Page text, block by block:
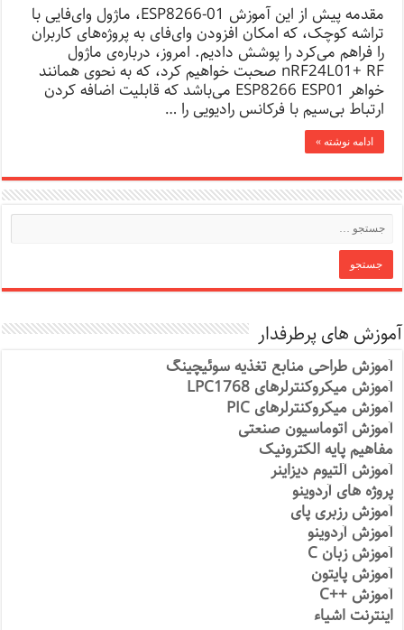
مقدمه‌ پیش از این آموزش ESP8266-01، ماژول وای‌فایی با
تراشه کوچک، که امکان افزودن وای‌فای به پروژه‌های کاربران
را فراهم می‌کرد را پوشش دادیم. امروز، درباره‌ی ماژول
nRF24L01+ RF صحبت خواهیم کرد، که به نحوی همانند
خواهر ESP8266 ESP01 می‌باشد که قابلیت اضافه کردن
ارتباط بی‌سیم با فرکانس رادیویی را …
ادامه نوشته »
آموزش های پرطرفدار
آموزش طراحی منابع تغذیه سوئیچینگ
آموزش میکروکنترلرهای LPC1768
آموزش میکروکنترلرهای PIC
آموزش اتوماسیون صنعتی
مفاهیم پایه الکترونیک
آموزش آلتیوم دیزاینر
پروژه های آردوینو
آموزش رزبری پای
آموزش آردوینو
آموزش زبان C
آموزش پایتون
آموزش ++C
اینترنت اشیاء